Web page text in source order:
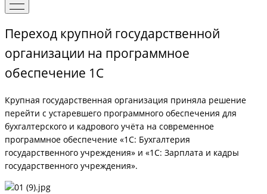
Переход крупной государственной
организации на программное
обеспечение 1С
Крупная государственная организация приняла решение
перейти с устаревшего программного обеспечения для
бухгалтерского и кадрового учёта на современное
программное обеспечение «1С: Бухгалтерия
государственного учреждения» и «1С: Зарплата и кадры
государственного учреждения».